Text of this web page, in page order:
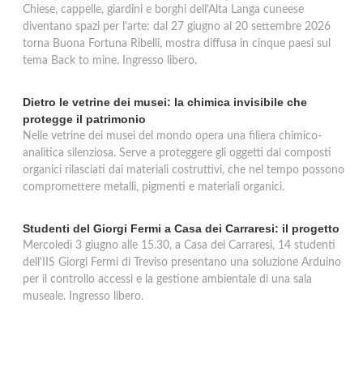
Chiese, cappelle, giardini e borghi dell'Alta Langa cuneese
diventano spazi per l'arte: dal 27 giugno al 20 settembre 2026
torna Buona Fortuna Ribelli, mostra diffusa in cinque paesi sul
tema Back to mine. Ingresso libero.
Dietro le vetrine dei musei: la chimica invisibile che
protegge il patrimonio
Nelle vetrine dei musei del mondo opera una filiera chimico-
analitica silenziosa. Serve a proteggere gli oggetti dai composti
organici rilasciati dai materiali costruttivi, che nel tempo possono
compromettere metalli, pigmenti e materiali organici.
Studenti del Giorgi Fermi a Casa dei Carraresi: il progetto
Mercoledì 3 giugno alle 15.30, a Casa dei Carraresi, 14 studenti
dell'IIS Giorgi Fermi di Treviso presentano una soluzione Arduino
per il controllo accessi e la gestione ambientale di una sala
museale. Ingresso libero.